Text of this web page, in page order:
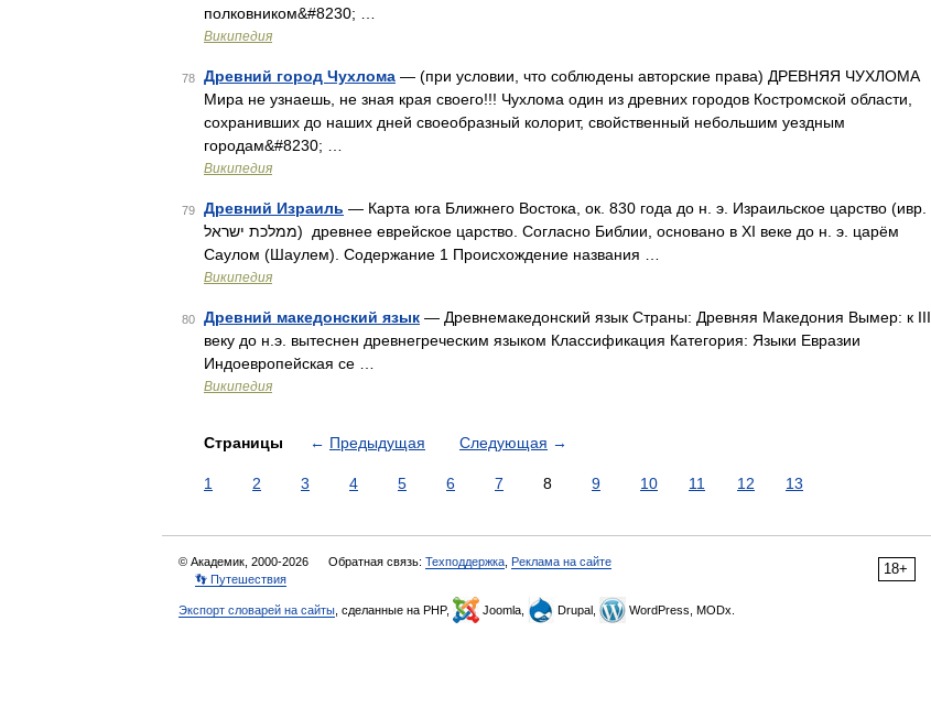
полковником&#8230; …
Википедия
78 Древний город Чухлома — (при условии, что соблюдены авторские права) ДРЕВНЯЯ ЧУХЛОМА
Мира не узнаешь, не зная края своего!!! Чухлома один из древних городов Костромской области,
сохранивших до наших дней своеобразный колорит, свойственный небольшим уездным
городам&#8230; …
Википедия
79 Древний Израиль — Карта юга Ближнего Востока, ок. 830 года до н. э. Израильское царство (ивр.
ממלכת ישראל‎) древнее еврейское царство. Согласно Библии, основано в XI веке до н. э. царём
Саулом (Шаулем). Содержание 1 Происхождение названия …
Википедия
80 Древний македонский язык — Древнемакедонский язык Страны: Древняя Македония Вымер: к III
веку до н.э. вытеснен древнегреческим языком Классификация Категория: Языки Евразии
Индоевропейская се …
Википедия
Страницы ← Предыдущая Следующая →
1 2 3 4 5 6 7 8 9 10 11 12 13
18+
© Академик, 2000-2026 Обратная связь: Техподдержка Реклама на сайте
👣 Путешествия
Экспорт словарей на сайты , сделанные на PHP, Joomla, Drupal, WordPress, MODx.